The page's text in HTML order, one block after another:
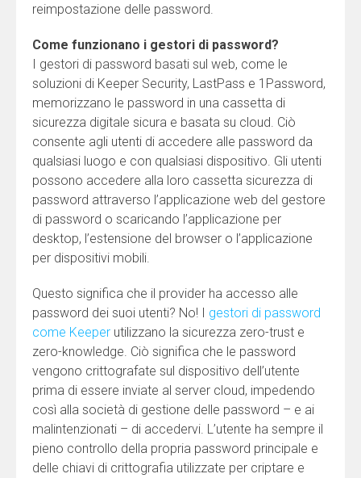
reimpostazione delle password.
Come funzionano i gestori di password?
I gestori di password basati sul web, come le
soluzioni di Keeper Security, LastPass e 1Password,
memorizzano le password in una cassetta di
sicurezza digitale sicura e basata su cloud. Ciò
consente agli utenti di accedere alle password da
qualsiasi luogo e con qualsiasi dispositivo. Gli utenti
possono accedere alla loro cassetta sicurezza di
password attraverso l’applicazione web del gestore
di password o scaricando l’applicazione per
desktop, l’estensione del browser o l’applicazione
per dispositivi mobili.
Questo significa che il provider ha accesso alle
password dei suoi utenti? No! I gestori di password
come Keeper utilizzano la sicurezza zero-trust e
zero-knowledge. Ciò significa che le password
vengono crittografate sul dispositivo dell’utente
prima di essere inviate al server cloud, impedendo
così alla società di gestione delle password – e ai
malintenzionati – di accedervi. L’utente ha sempre il
pieno controllo della propria password principale e
delle chiavi di crittografia utilizzate per criptare e